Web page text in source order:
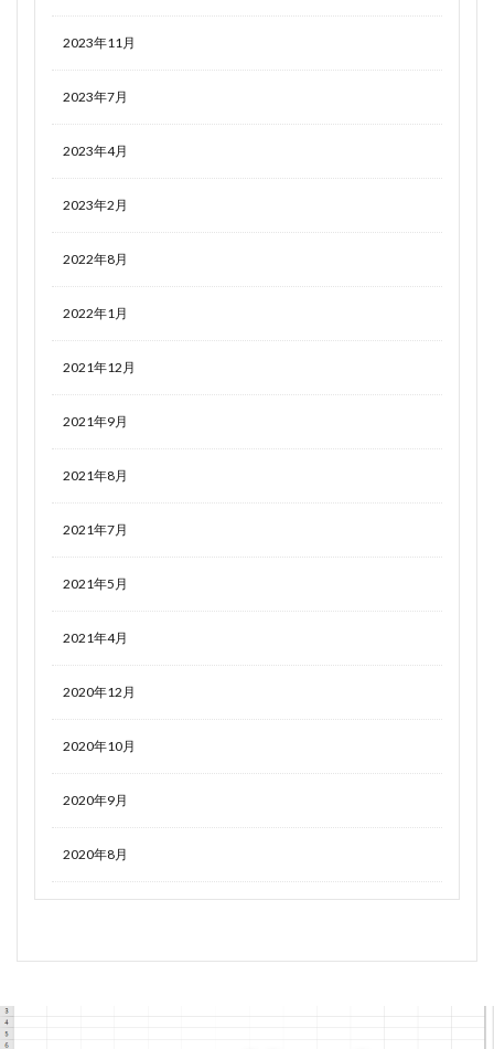
2023年11月
2023年7月
2023年4月
2023年2月
2022年8月
2022年1月
2021年12月
2021年9月
2021年8月
2021年7月
2021年5月
2021年4月
2020年12月
2020年10月
2020年9月
2020年8月